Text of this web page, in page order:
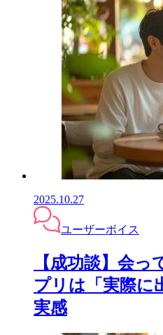
2025.10.27
ユーザーボイス
【成功談】会
プリは「実際に
実感